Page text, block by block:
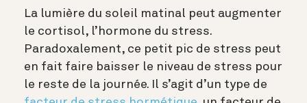
La lumière du soleil matinal peut augmenter
le cortisol, l’hormone du stress.
Paradoxalement, ce petit pic de stress peut
en fait faire baisser le niveau de stress pour
le reste de la journée. Il s’agit d’un type de